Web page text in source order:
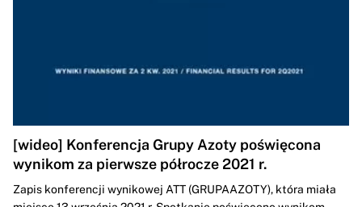
[wideo] Konferencja Grupy Azoty poświęcona
wynikom za pierwsze półrocze 2021 r.
Zapis konferencji wynikowej ATT (GRUPAAZOTY), która miała